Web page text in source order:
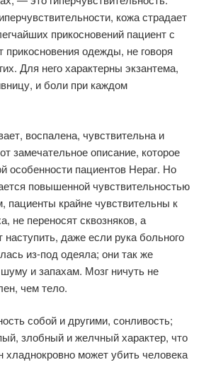
кожа страдает
прикосновений пациент с
прикосновения одежды, не говоря
Для него характерны экзантема,
и боли при каждом
воспалена, чувствительна и
замечательное описание, которое
особенности пациентов Нераг. Но
повышенной чувствительностью
пациенты крайне чувствительны к
не переносят сквозняков, а
даже если рука больного
из-под одеяла; они так же
и запахам. Мозг ничуть не
чем тело.
собой и другими, сонливость;
злобный и желчный характер, что
хладнокровно может убить человека